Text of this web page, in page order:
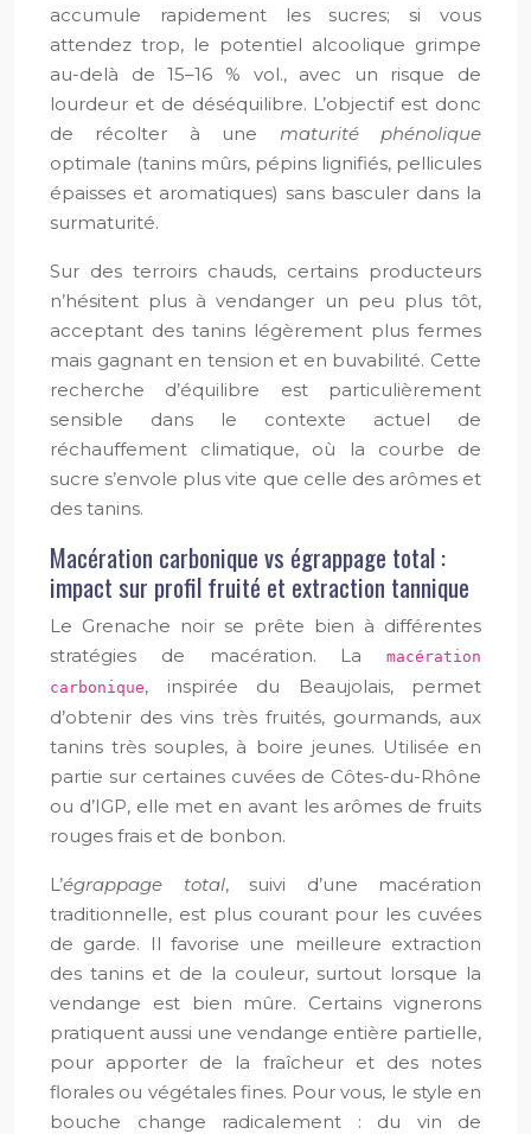
accumule rapidement les sucres; si vous
attendez trop, le potentiel alcoolique grimpe
au-delà de 15–16 % vol., avec un risque de
lourdeur et de déséquilibre. L’objectif est donc
de récolter à une maturité phénolique
optimale (tanins mûrs, pépins lignifiés, pellicules
épaisses et aromatiques) sans basculer dans la
surmaturité.
Sur des terroirs chauds, certains producteurs
n’hésitent plus à vendanger un peu plus tôt,
acceptant des tanins légèrement plus fermes
mais gagnant en tension et en buvabilité. Cette
recherche d’équilibre est particulièrement
sensible dans le contexte actuel de
réchauffement climatique, où la courbe de
sucre s’envole plus vite que celle des arômes et
des tanins.
Macération carbonique vs égrappage total :
impact sur profil fruité et extraction tannique
Le Grenache noir se prête bien à différentes
stratégies de macération. La
macération
carbonique, inspirée du Beaujolais, permet
d’obtenir des vins très fruités, gourmands, aux
tanins très souples, à boire jeunes. Utilisée en
partie sur certaines cuvées de Côtes-du-Rhône
ou d’IGP, elle met en avant les arômes de fruits
rouges frais et de bonbon.
L’égrappage total, suivi d’une macération
traditionnelle, est plus courant pour les cuvées
de garde. Il favorise une meilleure extraction
des tanins et de la couleur, surtout lorsque la
vendange est bien mûre. Certains vignerons
pratiquent aussi une vendange entière partielle,
pour apporter de la fraîcheur et des notes
florales ou végétales fines. Pour vous, le style en
bouche change radicalement : du vin de